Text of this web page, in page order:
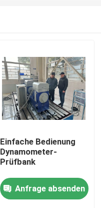
Einfache Bedienung
Dynamometer-
Prüfbank
Anfrage absenden